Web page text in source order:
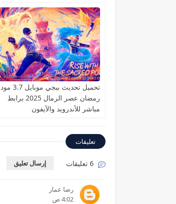
تحميل تحديث ببجي موبايل 3.7 مود
رمضان عصر الرمال 2025 برابط
مباشر للأندرويد والآيفون
تعليقات
إرسال تعليق
رضا عمار
4:02 ص